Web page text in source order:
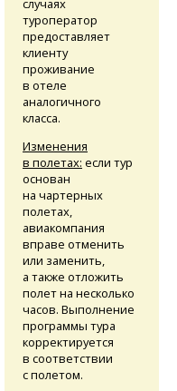
случаях
туроператор
предоставляет
клиенту
проживание
в отеле
аналогичного
класса.
Изменения
в полетах: если тур
основан
на чартерных
полетах,
авиакомпания
вправе отменить
или заменить,
а также отложить
полет на несколько
часов. Выполнение
программы тура
корректируется
в соответствии
с полетом.